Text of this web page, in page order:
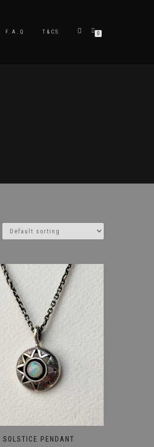
F.A.Q T&CS 0
SOLSTICE PENDANT